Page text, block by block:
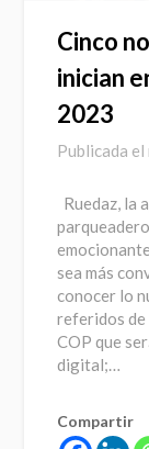
Cinco
inician
2023
Publicada el
Ruedaz, la
sea más
conocer lo
referidos de
COP que
digital;…
Compartir